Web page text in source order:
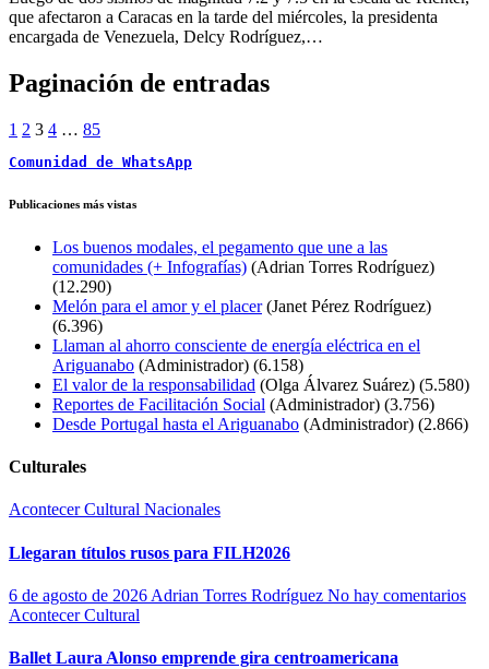
que afectaron a Caracas en la tarde del miércoles, la presidenta
encargada de Venezuela, Delcy Rodríguez,…
Paginación de entradas
1 2 3 4 … 85
Comunidad de WhatsApp
Publicaciones más vistas
Los buenos modales, el pegamento que une a las
comunidades (+ Infografías) (Adrian Torres Rodríguez)
(12.290)
Melón para el amor y el placer (Janet Pérez Rodríguez)
(6.396)
Llaman al ahorro consciente de energía eléctrica en el
Ariguanabo (Administrador) (6.158)
El valor de la responsabilidad (Olga Álvarez Suárez) (5.580)
Reportes de Facilitación Social (Administrador) (3.756)
Desde Portugal hasta el Ariguanabo (Administrador) (2.866)
Culturales
Acontecer Cultural Nacionales
Llegaran títulos rusos para FILH2026
6 de agosto de 2026 Adrian Torres Rodríguez No hay comentarios
Acontecer Cultural
Ballet Laura Alonso emprende gira centroamericana